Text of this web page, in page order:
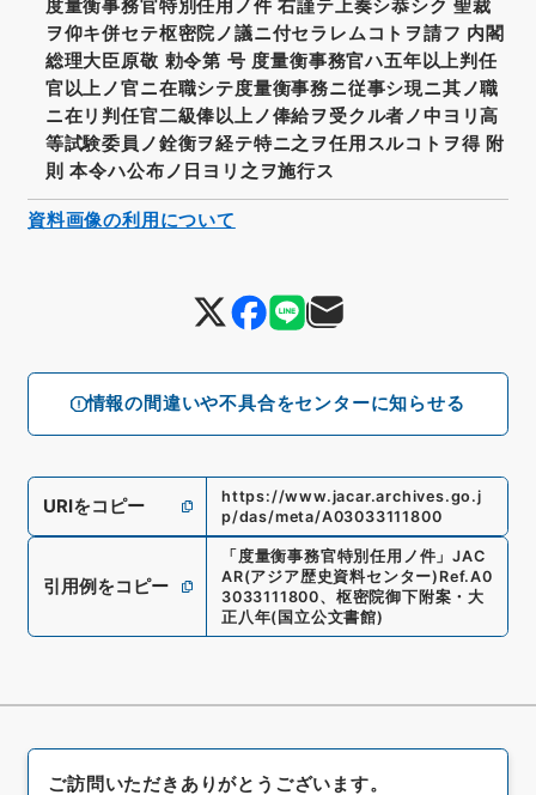
情報の間違いや不具合をセンターに知らせる
度量衡事務官特別任用ノ件 右謹テ上奏シ恭シク 聖裁
ヲ仰キ併セテ枢密院ノ議ニ付セラレムコトヲ請フ 内閣
総理大臣原敬 勅令第 号 度量衡事務官ハ五年以上判任
官以上ノ官ニ在職シテ度量衡事務ニ従事シ現ニ其ノ職
ニ在リ判任官二級俸以上ノ俸給ヲ受クル者ノ中ヨリ高
等試験委員ノ銓衡ヲ経テ特ニ之ヲ任用スルコトヲ得 附
則 本令ハ公布ノ日ヨリ之ヲ施行ス
URIをコピー
https://www.jacar.archives.go.j
p/das/meta/A03033111800
引用例をコピー
「 度量衡事務官特別任用ノ件 」JAC
AR(アジア歴史資料センター) Ref.A0
3033111800、 枢密院御下附案・大
正八年( 国立公文書館)
資料画像の利用について
ご訪問いただきありがとうございます。